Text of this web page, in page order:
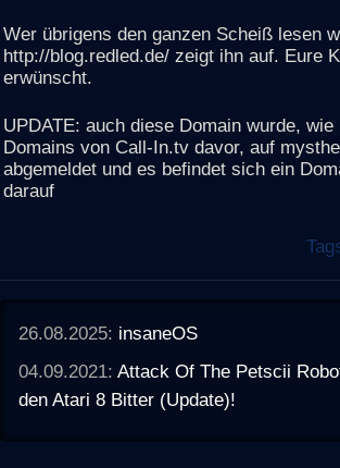
Wer übrigens den ganzen Scheiß lesen
http://blog.redled.de/ zeigt ihn auf. Eure
erwünscht.
UPDATE: auch diese Domain wurde, wie
Domains von Call-In.tv davor, auf
abgemeldet und es befindet sich ein
darauf
26.08.2025: insaneOS
04.09.2021:Attack Of The Petscii
den Atari 8 Bitter (Update)!